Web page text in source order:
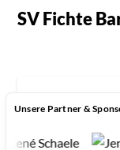
SV Fichte
Unsere Partner &